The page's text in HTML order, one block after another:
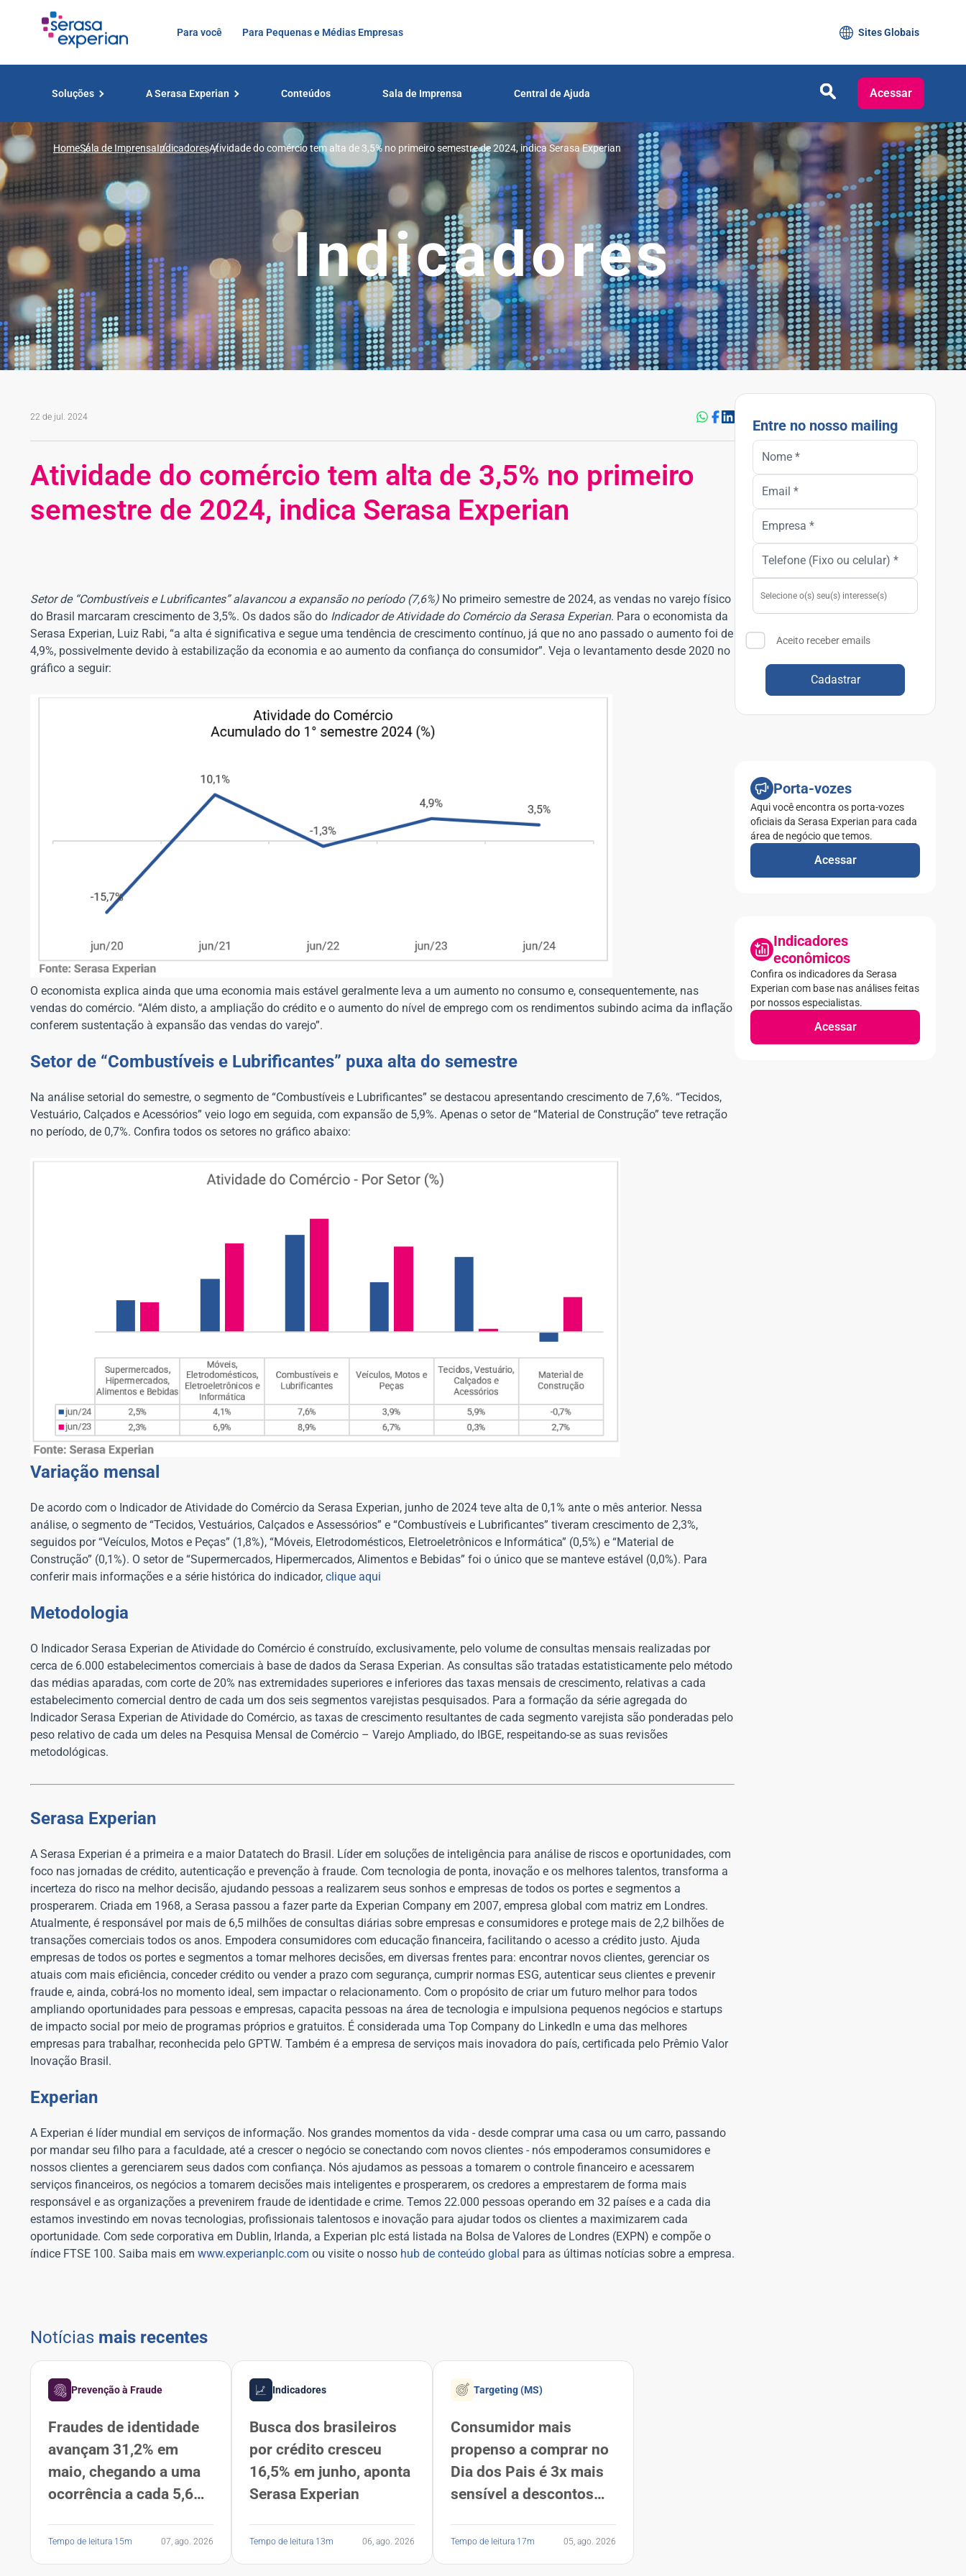
Para você Para Pequenas e Médias Empresas Sites Globais
Soluções A Serasa Experian Conteúdos Sala de Imprensa Central de Ajuda Acessar
HomeSala de ImprensaIndicadoresAtividade do comércio tem alta de 3,5% no primeiro semestre de 2024, indica Serasa Experian
Indicadores
22 de jul. 2024
Atividade do comércio tem alta de 3,5% no primeiro
semestre de 2024, indica Serasa Experian
Setor de “Combustíveis e Lubrificantes” alavancou a expansão no período (7,6%) No primeiro semestre de 2024, as vendas no varejo físico
do Brasil marcaram crescimento de 3,5%. Os dados são do Indicador de Atividade do Comércio da Serasa Experian. Para o economista da
Serasa Experian, Luiz Rabi, “a alta é significativa e segue uma tendência de crescimento contínuo, já que no ano passado o aumento foi de
4,9%, possivelmente devido à estabilização da economia e ao aumento da confiança do consumidor”. Veja o levantamento desde 2020 no
gráfico a seguir:
O economista explica ainda que uma economia mais estável geralmente leva a um aumento no consumo e, consequentemente, nas
vendas do comércio. “Além disto, a ampliação do crédito e o aumento do nível de emprego com os rendimentos subindo acima da inflação
conferem sustentação à expansão das vendas do varejo”.
Setor de “Combustíveis e Lubrificantes” puxa alta do semestre
Na análise setorial do semestre, o segmento de “Combustíveis e Lubrificantes” se destacou apresentando crescimento de 7,6%. “Tecidos,
Vestuário, Calçados e Acessórios” veio logo em seguida, com expansão de 5,9%. Apenas o setor de “Material de Construção” teve retração
no período, de 0,7%. Confira todos os setores no gráfico abaixo:
Variação mensal
De acordo com o Indicador de Atividade do Comércio da Serasa Experian, junho de 2024 teve alta de 0,1% ante o mês anterior. Nessa
análise, o segmento de “Tecidos, Vestuários, Calçados e Assessórios” e “Combustíveis e Lubrificantes” tiveram crescimento de 2,3%,
seguidos por “Veículos, Motos e Peças” (1,8%), “Móveis, Eletrodomésticos, Eletroeletrônicos e Informática” (0,5%) e “Material de
Construção” (0,1%). O setor de “Supermercados, Hipermercados, Alimentos e Bebidas” foi o único que se manteve estável (0,0%). Para
conferir mais informações e a série histórica do indicador, clique aqui
Metodologia
O Indicador Serasa Experian de Atividade do Comércio é construído, exclusivamente, pelo volume de consultas mensais realizadas por
cerca de 6.000 estabelecimentos comerciais à base de dados da Serasa Experian. As consultas são tratadas estatisticamente pelo método
das médias aparadas, com corte de 20% nas extremidades superiores e inferiores das taxas mensais de crescimento, relativas a cada
estabelecimento comercial dentro de cada um dos seis segmentos varejistas pesquisados. Para a formação da série agregada do
Indicador Serasa Experian de Atividade do Comércio, as taxas de crescimento resultantes de cada segmento varejista são ponderadas pelo
peso relativo de cada um deles na Pesquisa Mensal de Comércio – Varejo Ampliado, do IBGE, respeitando-se as suas revisões
metodológicas.
Serasa Experian
A Serasa Experian é a primeira e a maior Datatech do Brasil. Líder em soluções de inteligência para análise de riscos e oportunidades, com
foco nas jornadas de crédito, autenticação e prevenção à fraude. Com tecnologia de ponta, inovação e os melhores talentos, transforma a
incerteza do risco na melhor decisão, ajudando pessoas a realizarem seus sonhos e empresas de todos os portes e segmentos a
prosperarem. Criada em 1968, a Serasa passou a fazer parte da Experian Company em 2007, empresa global com matriz em Londres.
Atualmente, é responsável por mais de 6,5 milhões de consultas diárias sobre empresas e consumidores e protege mais de 2,2 bilhões de
transações comerciais todos os anos. Empodera consumidores com educação financeira, facilitando o acesso a crédito justo. Ajuda
empresas de todos os portes e segmentos a tomar melhores decisões, em diversas frentes para: encontrar novos clientes, gerenciar os
atuais com mais eficiência, conceder crédito ou vender a prazo com segurança, cumprir normas ESG, autenticar seus clientes e prevenir
fraude e, ainda, cobrá-los no momento ideal, sem impactar o relacionamento. Com o propósito de criar um futuro melhor para todos
ampliando oportunidades para pessoas e empresas, capacita pessoas na área de tecnologia e impulsiona pequenos negócios e startups
de impacto social por meio de programas próprios e gratuitos. É considerada uma Top Company do LinkedIn e uma das melhores
empresas para trabalhar, reconhecida pelo GPTW. Também é a empresa de serviços mais inovadora do país, certificada pelo Prêmio Valor
Inovação Brasil.
Experian
A Experian é líder mundial em serviços de informação. Nos grandes momentos da vida - desde comprar uma casa ou um carro, passando
por mandar seu filho para a faculdade, até a crescer o negócio se conectando com novos clientes - nós empoderamos consumidores e
nossos clientes a gerenciarem seus dados com confiança. Nós ajudamos as pessoas a tomarem o controle financeiro e acessarem
serviços financeiros, os negócios a tomarem decisões mais inteligentes e prosperarem, os credores a emprestarem de forma mais
responsável e as organizações a prevenirem fraude de identidade e crime. Temos 22.000 pessoas operando em 32 países e a cada dia
estamos investindo em novas tecnologias, profissionais talentosos e inovação para ajudar todos os clientes a maximizarem cada
oportunidade. Com sede corporativa em Dublin, Irlanda, a Experian plc está listada na Bolsa de Valores de Londres (EXPN) e compõe o
índice FTSE 100. Saiba mais em www.experianplc.com ou visite o nosso hub de conteúdo global para as últimas notícias sobre a empresa.
Notícias mais recentes
Prevenção à Fraude
Fraudes de identidade
avançam 31,2% em
maio, chegando a uma
ocorrência a cada 5,6
Serasa Experian
Tempo de leitura 15m 07, ago. 2026
Indicadores
Busca dos brasileiros
por crédito cresceu
16,5% em junho, aponta
Serasa Experian
Tempo de leitura 13m 06, ago. 2026
Targeting (MS)
Consumidor mais
propenso a comprar no
Dia dos Pais é 3x mais
sensível a descontos
brasileiros, revela
Serasa Experian
Tempo de leitura 17m 05, ago. 2026
Entre no nosso mailing
Aceito receber emails
Cadastrar
Porta-vozes
Aqui você encontra os porta-vozes
oficiais da Serasa Experian para cada
área de negócio que temos.
Acessar
Indicadores
econômicos
Confira os indicadores da Serasa
Experian com base nas análises feitas
por nossos especialistas.
Acessar